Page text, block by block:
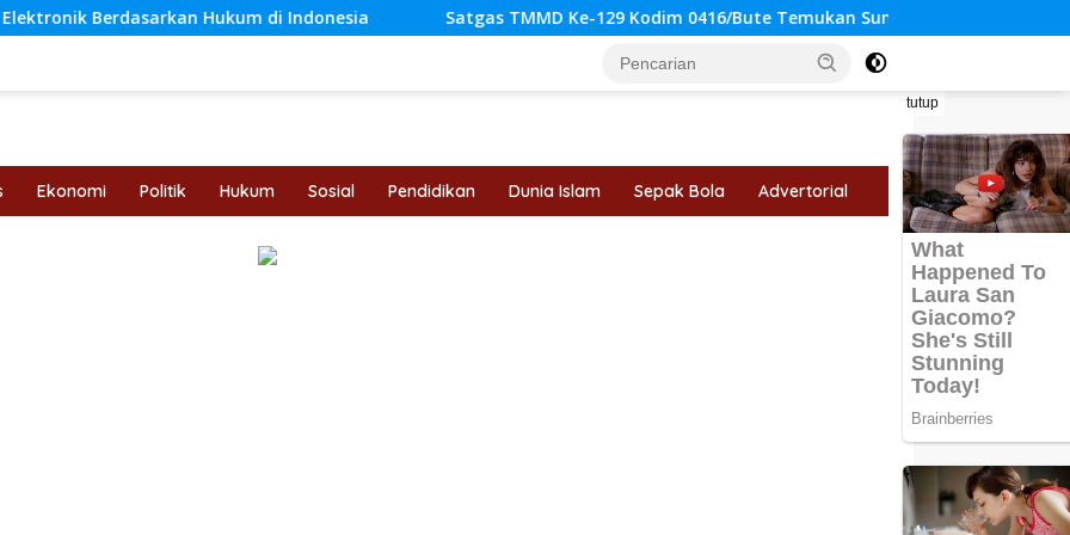
Hukum di Indonesia Satgas TMMD Ke-129 Kodim 0416/Bute Temukan Sumber Air Bersih untuk Warga Tanjung
tutup
Ekonomi Politik Hukum Sosial Pendidikan Dunia Islam Sepak Bola Advertorial